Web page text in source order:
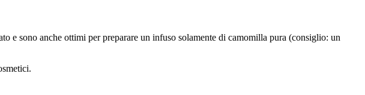
e sono anche ottimi per preparare un infuso solamente di camomilla pura (consiglio: un